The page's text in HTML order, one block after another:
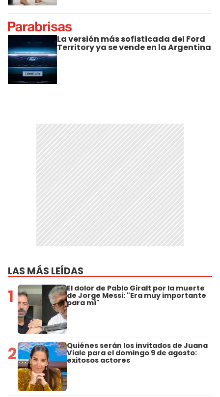
La versión más sofisticada del Ford
Territory ya se vende en la Argentina
LAS MÁS LEÍDAS
1 El dolor de Pablo Giralt por la muerte
de Jorge Messi: "Era muy importante
para mí"
2 Quiénes serán los invitados de Juana
Viale para el domingo 9 de agosto:
exitosos actores